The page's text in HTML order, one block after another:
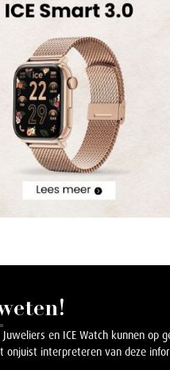
en ICE Watch kunnen
onjuist interpreteren van deze